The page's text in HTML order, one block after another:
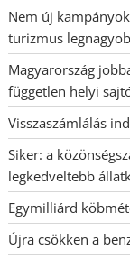
Nem új
turizmus
Magyarország
független helyi
Visszaszámlálás
Siker: a
legkedveltebb
Egymilliárd
Újra csökken a